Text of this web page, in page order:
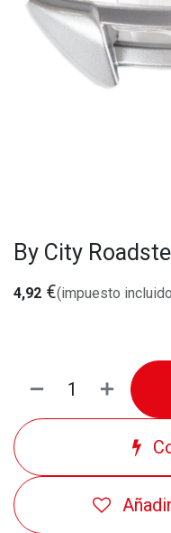
By City
4,92 €(impuesto